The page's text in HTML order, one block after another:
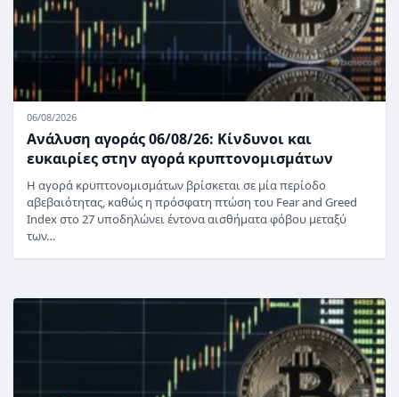
06/08/2026
Ανάλυση αγοράς 06/08/26: Κίνδυνοι και
ευκαιρίες στην αγορά κρυπτονομισμάτων
Η αγορά κρυπτονομισμάτων βρίσκεται σε μία περίοδο
αβεβαιότητας, καθώς η πρόσφατη πτώση του Fear and Greed
Index στο 27 υποδηλώνει έντονα αισθήματα φόβου μεταξύ
των…